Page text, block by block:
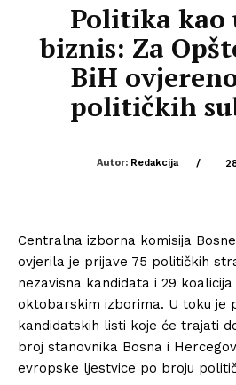
Politika kao
biznis: Za
BiH
političkih
Autor: Redakcija /
Centralna izborna komisija
ovjerila je prijave 75 političkih
nezavisna kandidata i 29
oktobarskim izborima. U toku je
kandidatskih listi koje će trajati
broj stanovnika Bosna i
evropske ljestvice po broju